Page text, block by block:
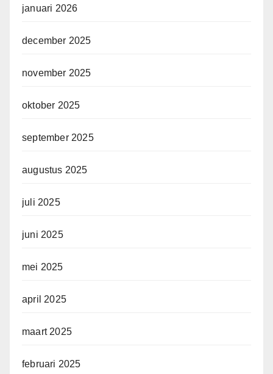
januari 2026
december 2025
november 2025
oktober 2025
september 2025
augustus 2025
juli 2025
juni 2025
mei 2025
april 2025
maart 2025
februari 2025